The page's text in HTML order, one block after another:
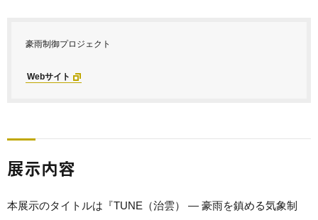
豪雨制御プロジェクト
Webサイト
展示内容
本展示のタイトルは『TUNE（治雲） ― 豪雨を鎮める気象制